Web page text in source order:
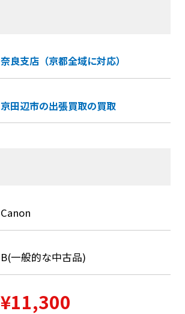
奈良支店（京都全域に対応）
京田辺市の出張買取の買取
Canon
B(一般的な中古品)
¥11,300